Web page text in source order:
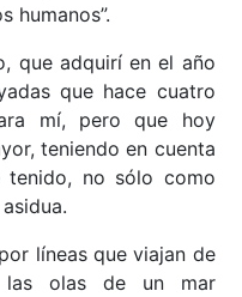
humanos”.
que adquirí en el año
que hace cuatro
mí, pero que hoy
teniendo en cuenta
tenido, no sólo como
líneas que viajan de
olas de un mar